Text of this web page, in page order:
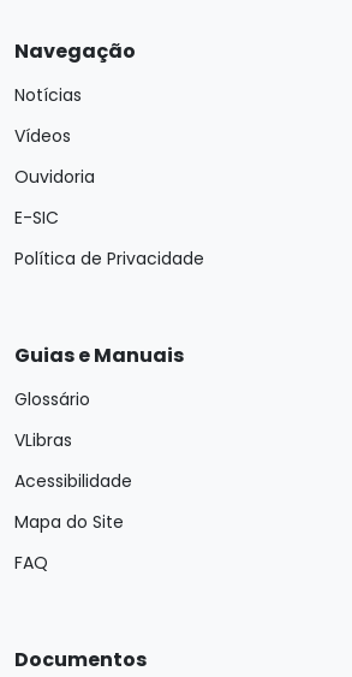
Navegação
Notícias
Vídeos
Ouvidoria
E-SIC
Política de Privacidade
Guias e Manuais
Glossário
VLibras
Acessibilidade
Mapa do Site
FAQ
Documentos